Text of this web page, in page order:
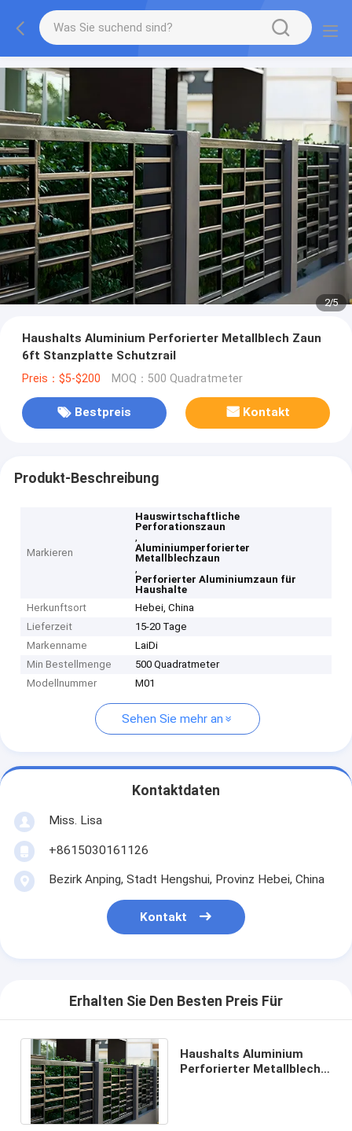
2/5
Haushalts Aluminium Perforierter Metallblech Zaun
6ft Stanzplatte Schutzrail
Preis：$5-$200 MOQ：500 Quadratmeter
Bestpreis Kontakt
Produkt-Beschreibung
Markieren
Hauswirtschaftliche
Perforationszaun
,
Aluminiumperforierter
Metallblechzaun
,
Perforierter Aluminiumzaun für
Haushalte
Herkunftsort
Hebei, China
Lieferzeit
15-20 Tage
Markenname
LaiDi
Min Bestellmenge
500 Quadratmeter
Modellnummer
M01
Sehen Sie mehr an
Kontaktdaten
Miss. Lisa
+8615030161126
Bezirk Anping, Stadt Hengshui, Provinz Hebei, China
Kontakt
Erhalten Sie Den Besten Preis Für
Haushalts Aluminium
Perforierter Metallblech